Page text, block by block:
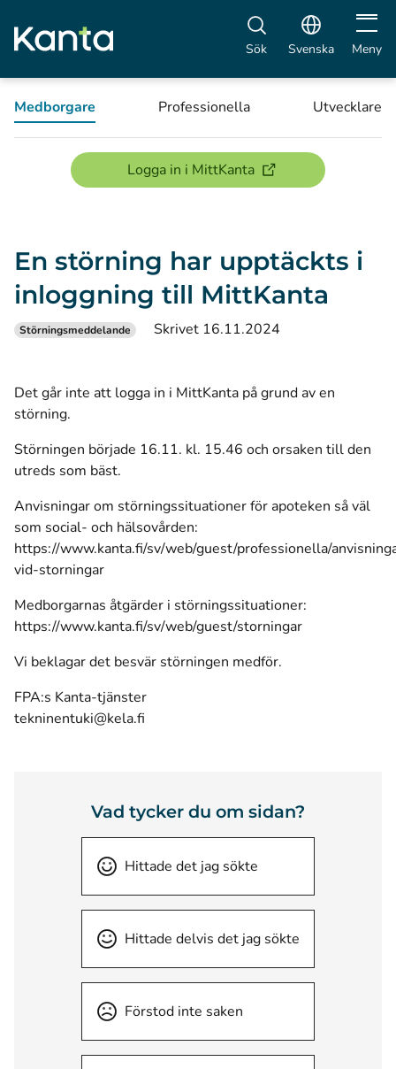
Sök Svenska Öppna
Meny
Medborgare Professionella Utvecklare
Logga in i MittKanta(öppnas i ett nytt
En störning har upptäckts i
inloggning till MittKanta
Störningsmeddelande Skrivet 16.11.2024
Det går inte att logga in i MittKanta på grund av en
störning.
Störningen började 16.11. kl. 15.46 och orsaken till den
utreds som bäst.
Anvisningar om störningssituationer för apoteken så väl
som social- och hälsovården:
https://www.kanta.fi/sv/web/guest/professionella/
vid-storningar
Medborgarnas åtgärder i störningssituationer:
https://www.kanta.fi/sv/web/guest/storningar
Vi beklagar det besvär störningen medför.
FPA:s Kanta-tjänster
tekninentuki@kela.fi
Vad tycker du om sidan?
Hittade det jag sökte
Hittade delvis det jag sökte
Förstod inte saken